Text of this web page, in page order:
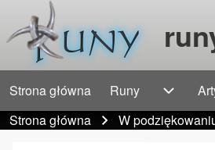
Szukaj
Główna
Strona główna Runy
Runy
Strona główna W